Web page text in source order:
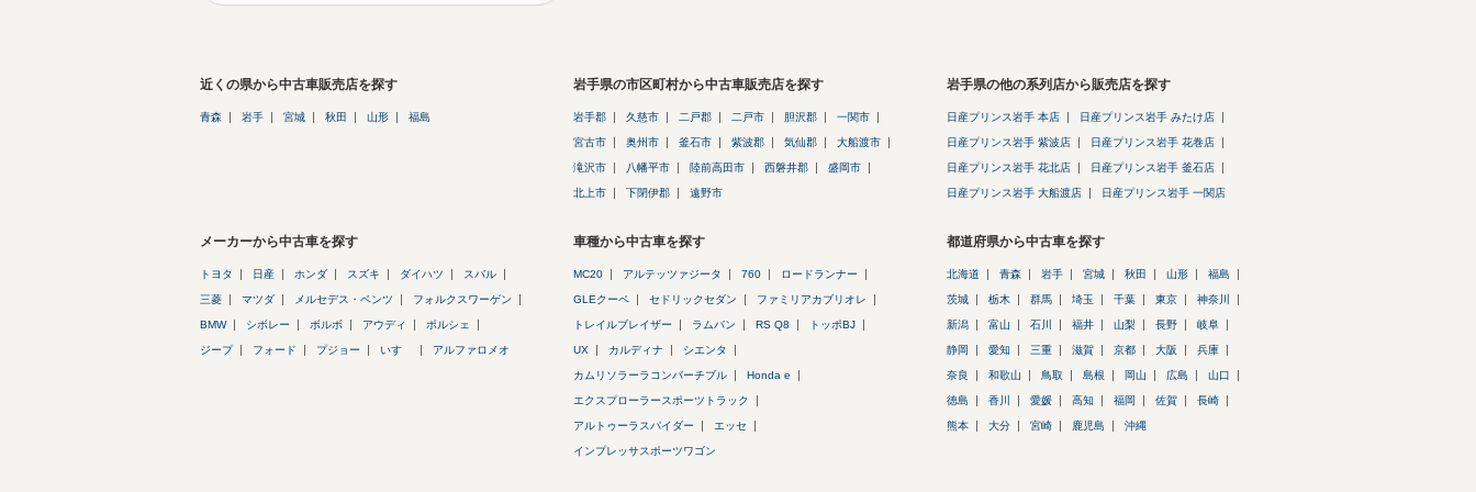
近くの県から中古車販売店を探す
青森 岩手 宮城 秋田 山形 福島
岩手県の市区町村から中古車販売店を探す
岩手郡 久慈市 二戸郡 二戸市 胆沢郡 一関市
宮古市 奥州市 釜石市 紫波郡 気仙郡 大船渡市
滝沢市 八幡平市 陸前高田市 西磐井郡 盛岡市
北上市 下閉伊郡 遠野市
岩手県の他の系列店から販売店を探す
日産プリンス岩手 本店 日産プリンス岩手 みたけ店
日産プリンス岩手 紫波店 日産プリンス岩手 花巻店
日産プリンス岩手 花北店 日産プリンス岩手 釜石店
日産プリンス岩手 大船渡店 日産プリンス岩手 一関店
メーカーから中古車を探す
トヨタ 日産 ホンダ スズキ ダイハツ スバル
三菱 マツダ メルセデス・ベンツ フォルクスワーゲン
BMW シボレー ボルボ アウディ ポルシェ
ジープ フォード プジョー いすゞ アルファロメオ
車種から中古車を探す
MC20 アルテッツァジータ 760 ロードランナー
GLEクーペ セドリックセダン ファミリアカブリオレ
トレイルブレイザー ラムバン RS Q8 トッポBJ
UX カルディナ シエンタ
カムリソラーラコンバーチブル Honda e
エクスプローラースポーツトラック
アルトゥーラスパイダー エッセ
インプレッサスポーツワゴン
都道府県から中古車を探す
北海道 青森 岩手 宮城 秋田 山形 福島
茨城 栃木 群馬 埼玉 千葉 東京 神奈川
新潟 富山 石川 福井 山梨 長野 岐阜
静岡 愛知 三重 滋賀 京都 大阪 兵庫
奈良 和歌山 鳥取 島根 岡山 広島 山口
徳島 香川 愛媛 高知 福岡 佐賀 長崎
熊本 大分 宮崎 鹿児島 沖縄